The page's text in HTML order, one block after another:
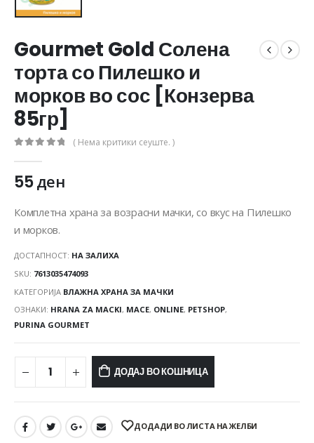
Gourmet Gold Солена
торта со Пилешко и
морков во сос [Конзерва
85гр]
( Нема критики сеуште. )
55ден
Комплетна храна за возрасни мачки, со вкус на Пилешко
и морков.
ДОСТАПНОСТ: НА ЗАЛИХА
SKU: 7613035474093
КАТЕГОРИЈА ВЛАЖНА ХРАНА ЗА МАЧКИ
ОЗНАКИ: HRANA ZA MACKI, MACE, ONLINE, PETSHOP,
PURINA GOURMET
ДОДАЈ ВО КОШНИЦА
ДОДАДИ ВО ЛИСТА НА ЖЕЛБИ